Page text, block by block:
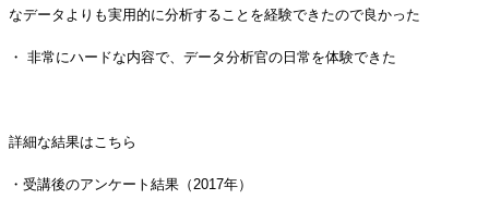
なデータよりも実用的に分析することを経験できたので良かった
・ 非常にハードな内容で、データ分析官の日常を体験できた
詳細な結果はこちら
・受講後のアンケート結果（2017年）